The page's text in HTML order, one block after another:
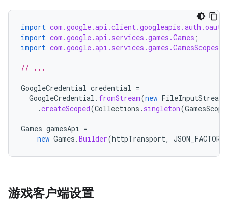
import
import com.google.api.services.games.Games ;
import com.google.api.services.games.GamesScopes
// ...
GoogleCredential credential =
GoogleCredential . fromStream(new FileInputStream
.createScoped(Collections . singleton(
Games gamesApi =
new Games .Builder(httpTransport, JSON_FACTORY
游戏客户端设置